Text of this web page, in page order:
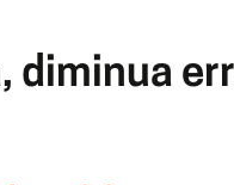
diminua